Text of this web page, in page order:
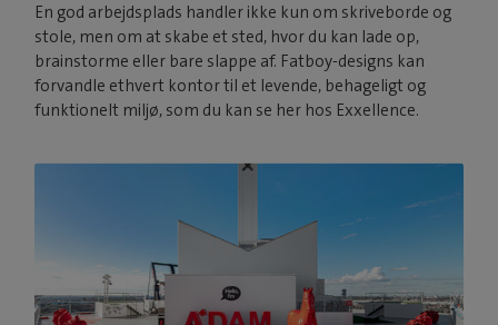
En god arbejdsplads handler ikke kun om skriveborde og
stole, men om at skabe et sted, hvor du kan lade op,
brainstorme eller bare slappe af. Fatboy-designs kan
forvandle ethvert kontor til et levende, behageligt og
funktionelt miljø, som du kan se her hos Exxellence.